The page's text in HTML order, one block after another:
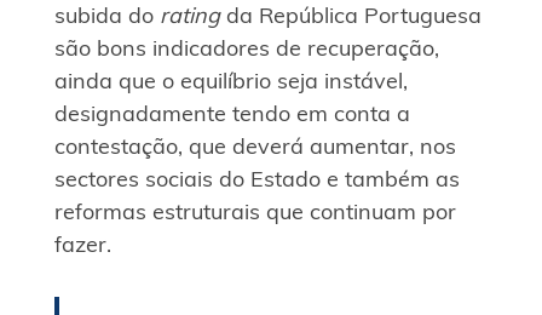
subida do rating da República Portuguesa
são bons indicadores de recuperação,
ainda que o equilíbrio seja instável,
designadamente tendo em conta a
contestação, que deverá aumentar, nos
sectores sociais do Estado e também as
reformas estruturais que continuam por
fazer.